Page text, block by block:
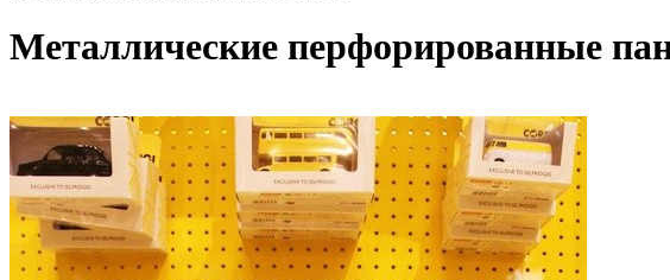
Металлические перфорированные